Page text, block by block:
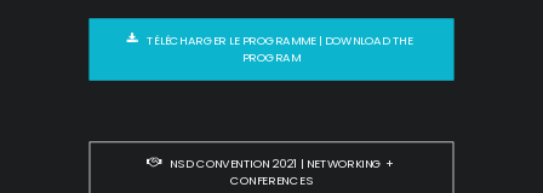
TÉLÉCHARGER LE PROGRAMME | DOWNLOAD THE
PROGRAM
NSD CONVENTION 2021 | NETWORKING +
CONFERENCES